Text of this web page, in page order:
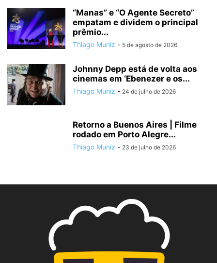
“Manas” e “O Agente Secreto”
empatam e dividem o principal
prêmio...
Thiago Muniz - 5 de agosto de 2026
Johnny Depp está de volta aos
cinemas em ‘Ebenezer e os...
Thiago Muniz - 24 de julho de 2026
Retorno a Buenos Aires | Filme
rodado em Porto Alegre...
Thiago Muniz - 23 de julho de 2026